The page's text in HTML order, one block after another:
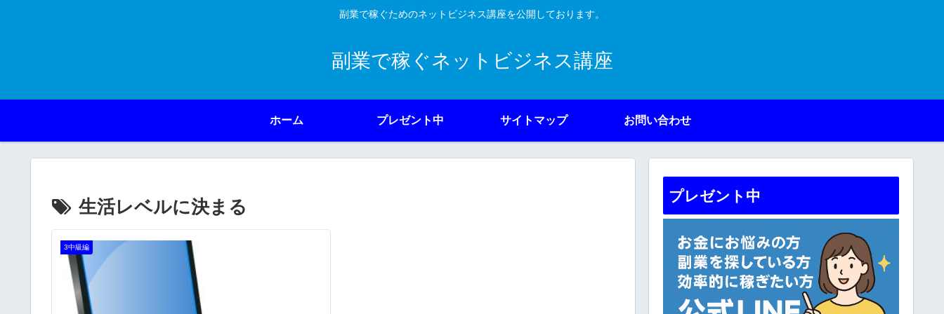
副業で稼ぐためのネットビジネス講座を公開しております。
副業で稼ぐネットビジネス講座
ホーム プレゼント中 サイトマップ お問い合わせ
生活レベルに決まる
3中級編
プレゼント中